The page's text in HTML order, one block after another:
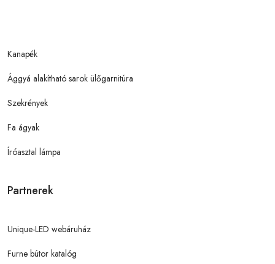
Kanapék
Ággyá alakítható sarok ülőgarnitúra
Szekrények
Fa ágyak
Íróasztal lámpa
Partnerek
Unique-LED webáruház
Furne bútor katalóg